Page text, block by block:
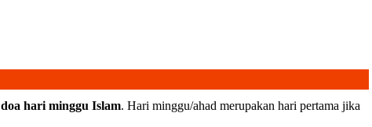
doa hari minggu Islam. Hari minggu/ahad merupakan hari pertama jika